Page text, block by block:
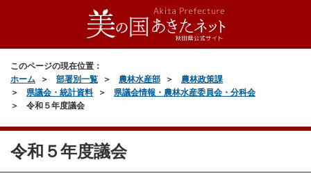
このページの現在位置：
ホーム
部署別一覧 農林水産部
農林政策課
県議会・統計資料
県議会情報・農林水産委員会・分科会
令和５年度議会
令和５年度議会